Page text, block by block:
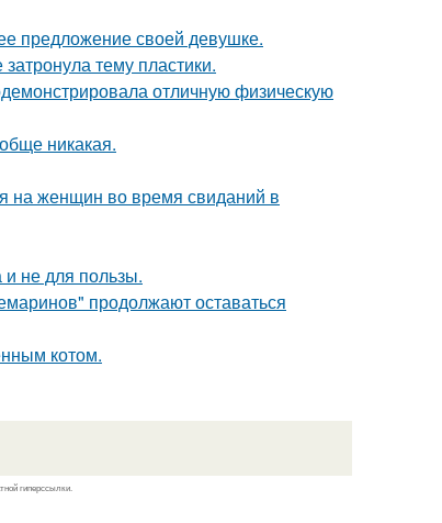
предложение своей девушке.
тему пластики.
отличную физическую
никакая.
на женщин во время свиданий в
и не для пользы.
продолжают оставаться
котом.
гиперссылки.